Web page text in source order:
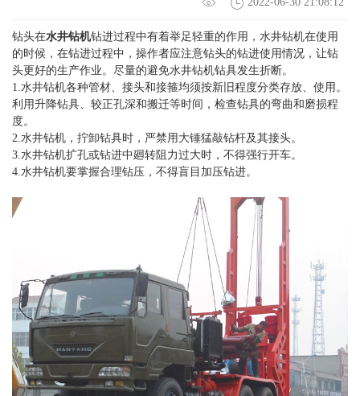
钻头在水井钻机钻进过程中有着举足轻重的作用，水井钻机在使用
的时候，在钻进过程中，操作者应注意钻头的钻进使用情况，让钻
头更好的生产作业。尽量的避免水井钻机钻具发生折断。
1.水井钻机各种管材、接头和接箍均须按新旧程度分类存放、使用。
利用升降钻具、较正孔深和搬迁等时间，检查钻具的弯曲和磨损程
度。
2.水井钻机，拧卸钻具时，严禁用大锤猛敲钻杆及其接头。
3.水井钻机扩孔或钻进中廻转阻力过大时，不得强行开车。
4.水井钻机要掌握合理钻压，不得盲目加压钻进。